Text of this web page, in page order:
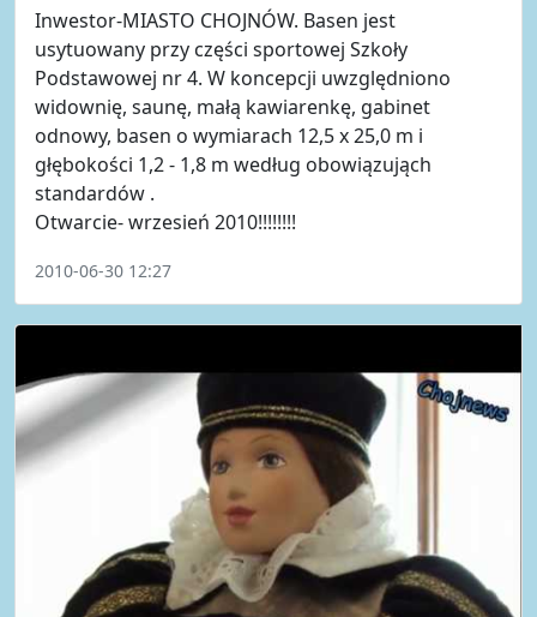
Inwestor-MIASTO CHOJNÓW. Basen jest
usytuowany przy części sportowej Szkoły
Podstawowej nr 4. W koncepcji uwzględniono
widownię, saunę, małą kawiarenkę, gabinet
odnowy, basen o wymiarach 12,5 x 25,0 m i
głębokości 1,2 - 1,8 m według obowiązująch
standardów .
Otwarcie- wrzesień 2010!!!!!!!!
2010-06-30 12:27